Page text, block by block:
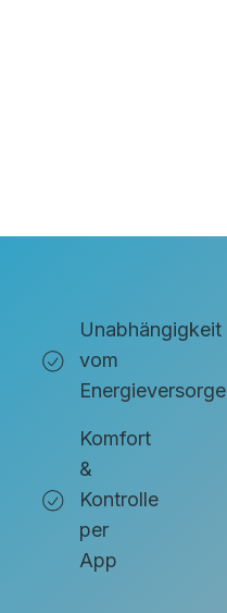
Unabhängigkeit
vom
Komfort
&
Kontrolle
per
App